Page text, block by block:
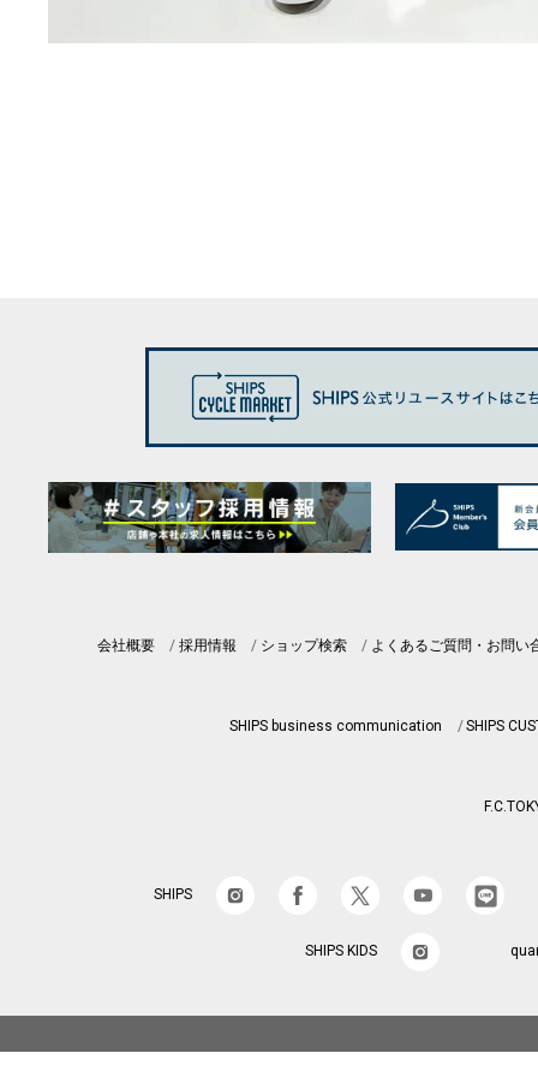
会社概要 採用情報 ショップ検索 よくあるご質問・お問い
SHIPS business communication SHIPS
SHIPS
SHIPS KIDS